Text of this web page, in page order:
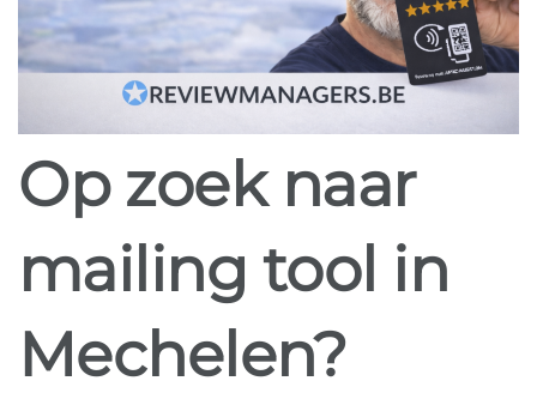
Op zoek naar
mailing tool in
Mechelen?